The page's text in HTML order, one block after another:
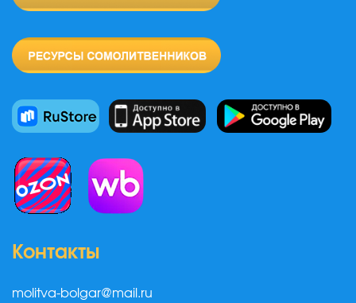
Контакты
molitva-bolgar@mail.ru